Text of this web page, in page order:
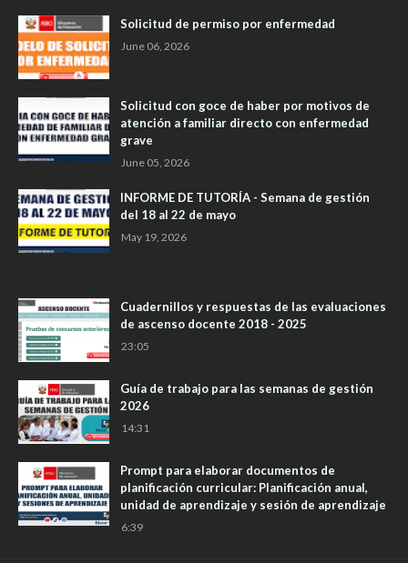
Solicitud de permiso por enfermedad
June 06, 2026
Solicitud con goce de haber por motivos de
atención a familiar directo con enfermedad
grave
June 05, 2026
INFORME DE TUTORÍA - Semana de gestión
del 18 al 22 de mayo
May 19, 2026
Cuadernillos y respuestas de las evaluaciones
de ascenso docente 2018 - 2025
23:05
Guía de trabajo para las semanas de gestión
2026
14:31
Prompt para elaborar documentos de
planificación curricular: Planificación anual,
unidad de aprendizaje y sesión de aprendizaje
6:39